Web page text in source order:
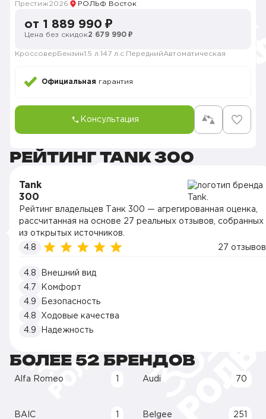
Престиж2026 РОЛЬФ Восток
от 1 889 990 ₽
Цена без скидок2 679 990 ₽
Кроссовер Бензин1.5 л. 147 л.с. ПереднийАвтоматическая
Официальная гарантия
Консультация
РЕЙТИНГ TANK 300
Tank
300
Рейтинг владельцев Танк 300 — агрегированная оценка,
рассчитанная на основе 27 реальных отзывов, собранных
из открытых источников.
4.8
27 отзывов
4.8
Внешний вид
4.7
Комфорт
4.9
Безопасность
4.8
Ходовые качества
4.9
Надежность
БОЛЕЕ 52 БРЕНДОВ
Alfa Romeo Audi 70
BAIC Belgee 251